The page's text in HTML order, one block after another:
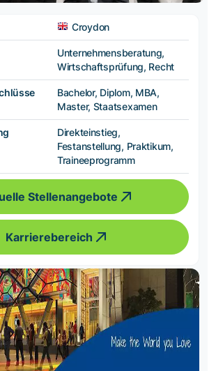
Croydon
Unternehmensberatung,
Wirtschaftsprüfung, Recht
Bachelor, Diplom, MBA,
Master, Staatsexamen
Direkteinstieg,
Festanstellung, Praktikum,
Traineeprogramm
Stellenangebote
Karrierebereich